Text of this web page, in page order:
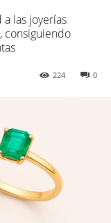
las joyerías
consiguiendo
0
224